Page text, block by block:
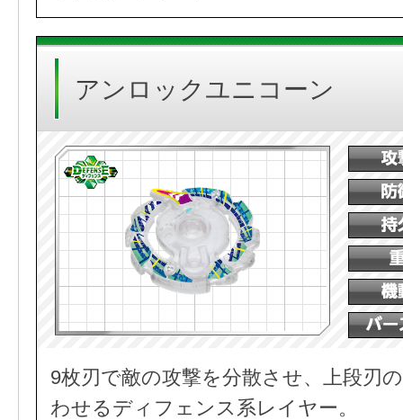
アンロックユニコーン
9枚刃で敵の攻撃を分散させ、上段刃
わせるディフェンス系レイヤー。